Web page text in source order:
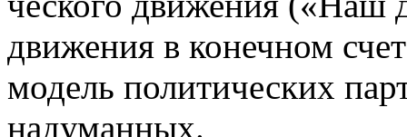
движения в конечном
модель политических
надуманных.